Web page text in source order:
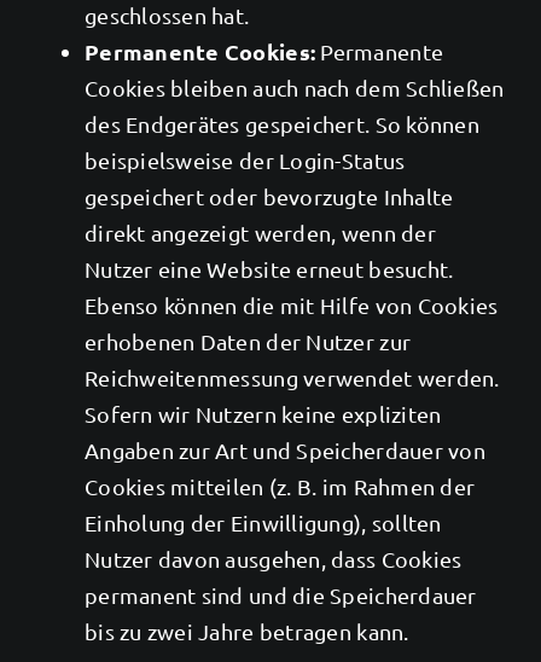
geschlossen hat.
Permanente Cookies: Permanente
Cookies bleiben auch nach dem Schließen
des Endgerätes gespeichert. So können
beispielsweise der Login-Status
gespeichert oder bevorzugte Inhalte
direkt angezeigt werden, wenn der
Nutzer eine Website erneut besucht.
Ebenso können die mit Hilfe von Cookies
erhobenen Daten der Nutzer zur
Reichweitenmessung verwendet werden.
Sofern wir Nutzern keine expliziten
Angaben zur Art und Speicherdauer von
Cookies mitteilen (z. B. im Rahmen der
Einholung der Einwilligung), sollten
Nutzer davon ausgehen, dass Cookies
permanent sind und die Speicherdauer
bis zu zwei Jahre betragen kann.